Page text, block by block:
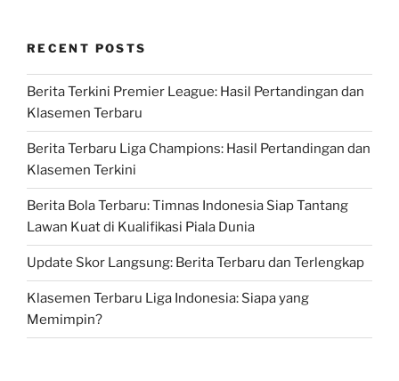
RECENT POSTS
Berita Terkini Premier League: Hasil Pertandingan dan
Klasemen Terbaru
Berita Terbaru Liga Champions: Hasil Pertandingan dan
Klasemen Terkini
Berita Bola Terbaru: Timnas Indonesia Siap Tantang
Lawan Kuat di Kualifikasi Piala Dunia
Update Skor Langsung: Berita Terbaru dan Terlengkap
Klasemen Terbaru Liga Indonesia: Siapa yang
Memimpin?